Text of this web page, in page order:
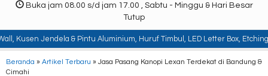
Buka jam 08.00 s/d jam 17.00 , Sabtu - Minggu & Hari Besar
Tutup
Jendela & Pintu Aluminium, Huruf Timbul, LED Letter Box, Etching,
Beranda » Artikel Terbaru » Jasa Pasang Kanopi Lexan Terdekat di Bandung &
Cimahi